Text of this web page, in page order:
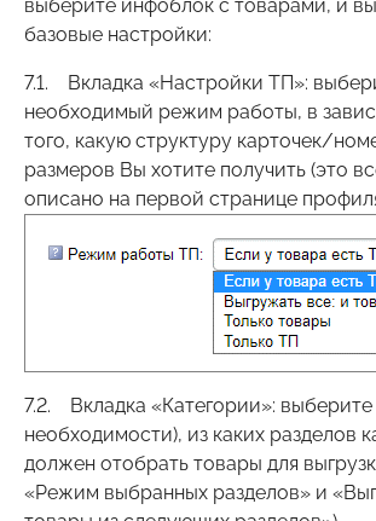
выберите инфоблок с товарами, и
базовые настройки:
7.1. Вкладка «Настройки ТП»:
необходимый режим работы, в
того, какую структуру карточек/
размеров Вы хотите получить (это
описано на первой странице
7.2. Вкладка «Категории»: выберите
необходимости), из каких разделов
должен отобрать товары для
«Режим выбранных разделов» и